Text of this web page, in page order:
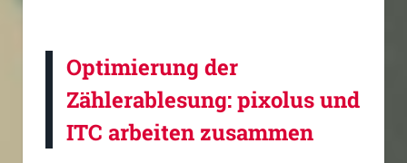
Optimierung der
Zählerablesung: pixolus und
ITC arbeiten zusammen